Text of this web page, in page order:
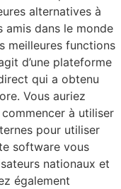
alternatives à
amis dans le monde
meilleures functions
d’une plateforme
qui a obtenu
Vous auriez
à utiliser
pour utiliser
software vous
nationaux et
également